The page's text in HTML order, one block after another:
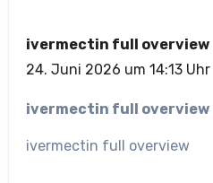
ivermectin full overview
24. Juni 2026 um 14:13 Uhr
ivermectin full overview
ivermectin full overview